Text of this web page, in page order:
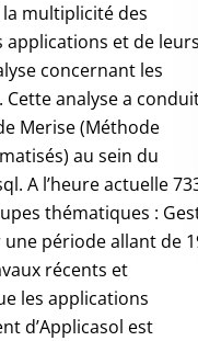
multiplicité des
applications et de leurs
concernant les
analyse a
Merise (Méthode
au sein du
A l’heure actuelle
thématiques :
période allant de
récents et
les applications
d’Applicasol est